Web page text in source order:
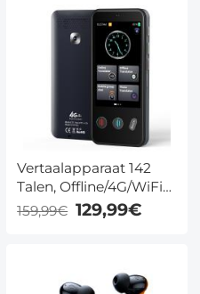
Vertaalapparaat 142
Talen, Offline/4G/WiFi
Vertaling - Voor Reizen
en Fotografie -
159,99€ 129,99€